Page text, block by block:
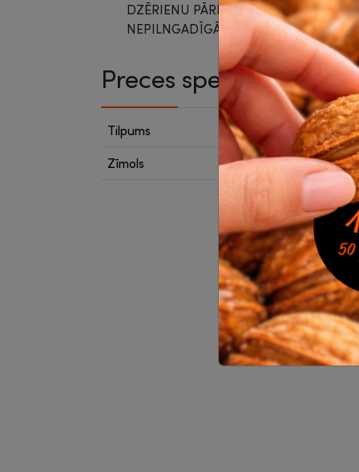
DZĒRIENU PĀRDOŠANA,
NEPILNGADĪGĀM PERSONĀM IR
Preces specifikācija
Tilpums 700 ml
Zīmols